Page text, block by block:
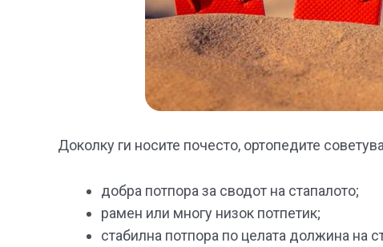
Доколку ги носите почесто, ортопедите
добра потпора за сводот на стапалото;
рамен или многу низок потпетик;
стабилна потпора по целата должина на